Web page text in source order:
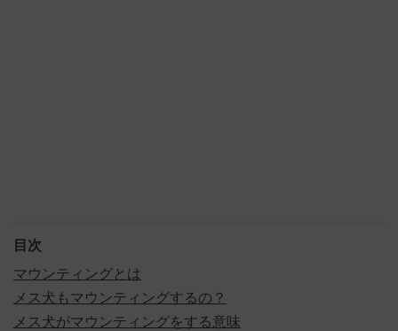
目次
マウンティングとは
メス犬もマウンティングするの？
メス犬がマウンティングをする意味